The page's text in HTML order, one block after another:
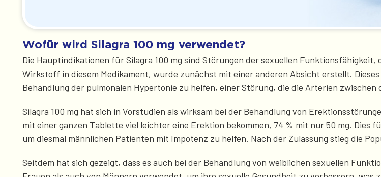
Wofür wird Silagra 100 mg verwendet?
Die Hauptindikationen für Silagra 100 mg sind Störungen der sexuellen
Wirkstoff in diesem Medikament, wurde zunächst mit einer anderen Absicht erstellt.
Behandlung der pulmonalen Hypertonie zu helfen, einer Störung, die die Arterien
Silagra 100 mg hat sich in Vorstudien als wirksam bei der Behandlung von
mit einer ganzen Tablette viel leichter eine Erektion bekommen, 74 % mit nur 50 mg.
um diesmal männlichen Patienten mit Impotenz zu helfen. Nach der Zulassung stieg die
Seitdem hat sich gezeigt, dass es auch bei der Behandlung von weiblichen sexuellen